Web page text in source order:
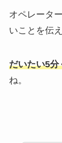
オペレータ
いことを伝
だいたい5分
ね。